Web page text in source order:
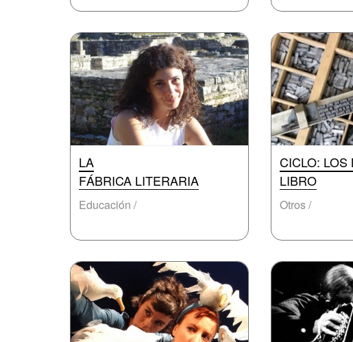
LA
FÁBRICA LITERARIA
Educación /
CICLO: LOS
LIBRO
Otros /